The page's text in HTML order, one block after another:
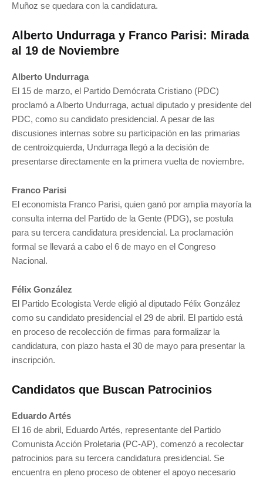
Muñoz se quedara con la candidatura.
Alberto Undurraga y Franco Parisi: Mirada
al 19 de Noviembre
Alberto Undurraga
El 15 de marzo, el Partido Demócrata Cristiano (PDC)
proclamó a Alberto Undurraga, actual diputado y presidente del
PDC, como su candidato presidencial. A pesar de las
discusiones internas sobre su participación en las primarias
de centroizquierda, Undurraga llegó a la decisión de
presentarse directamente en la primera vuelta de noviembre.
Franco Parisi
El economista Franco Parisi, quien ganó por amplia mayoría la
consulta interna del Partido de la Gente (PDG), se postula
para su tercera candidatura presidencial. La proclamación
formal se llevará a cabo el 6 de mayo en el Congreso
Nacional.
Félix González
El Partido Ecologista Verde eligió al diputado Félix González
como su candidato presidencial el 29 de abril. El partido está
en proceso de recolección de firmas para formalizar la
candidatura, con plazo hasta el 30 de mayo para presentar la
inscripción.
Candidatos que Buscan Patrocinios
Eduardo Artés
El 16 de abril, Eduardo Artés, representante del Partido
Comunista Acción Proletaria (PC-AP), comenzó a recolectar
patrocinios para su tercera candidatura presidencial. Se
encuentra en pleno proceso de obtener el apoyo necesario